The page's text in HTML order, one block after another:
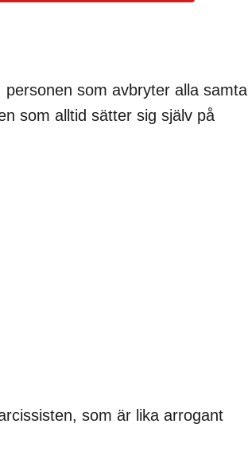
som avbryter alla samtal
som alltid sätter sig själv på
som är lika arrogant